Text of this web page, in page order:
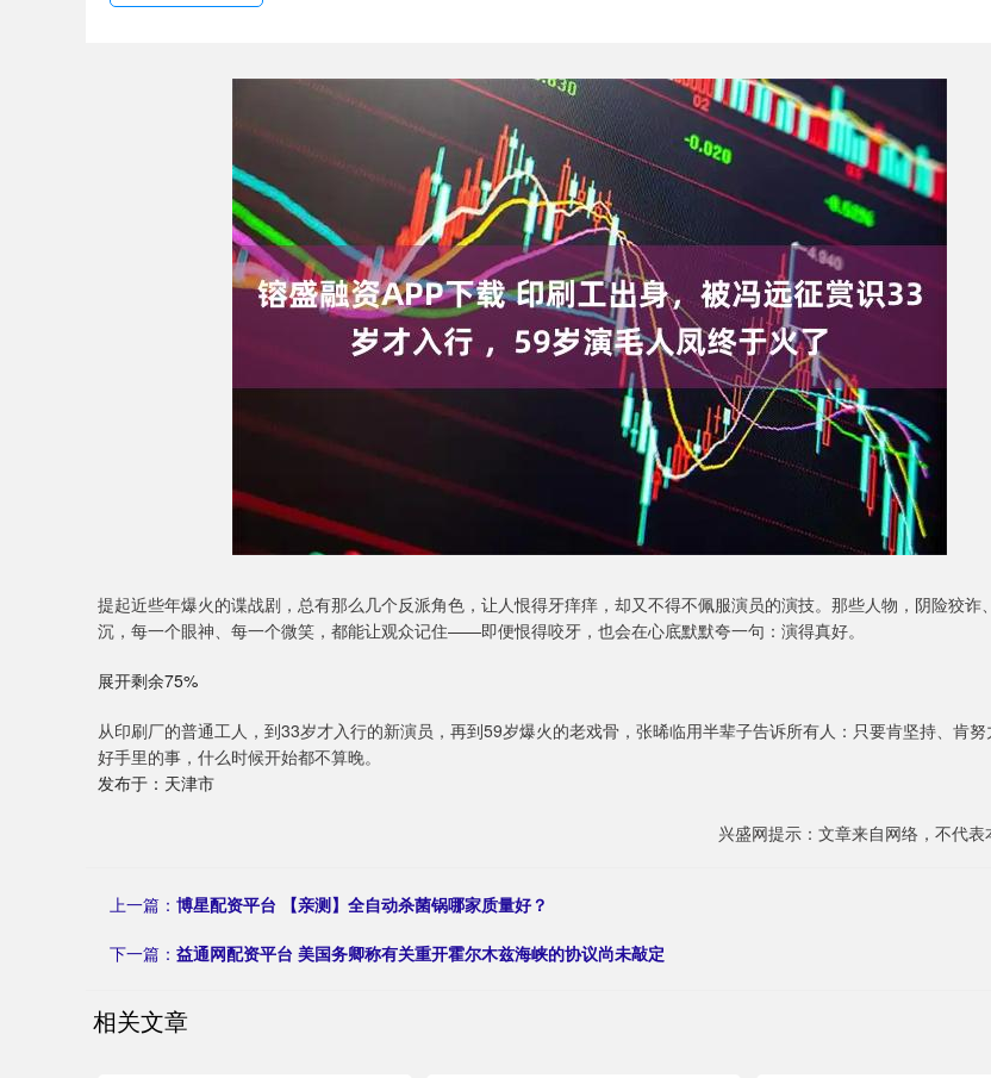
提起近些年爆火的谍战剧，总有那么几个反派角色，让人恨得牙痒痒，却又不得不佩服演员的演技。那些人物，阴险狡诈
沉，每一个眼神、每一个微笑，都能让观众记住——即便恨得咬牙，也会在心底默默夸一句：演得真好。
展开剩余75%
从印刷厂的普通工人，到33岁才入行的新演员，再到59岁爆火的老戏骨，张晞临用半辈子告诉所有人：只要肯坚持、肯
好手里的事，什么时候开始都不算晚。
发布于：天津市
兴盛网提示：文章来自网络，不代表
上一篇： 博星配资平台 【亲测】全自动杀菌锅哪家质量好？
下一篇： 益通网配资平台 美国务卿称有关重开霍尔木兹海峡的协议尚未敲定
相关文章